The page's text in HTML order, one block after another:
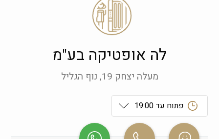
לה אופטיקה בע"מ
מעלה יצחק 19, נוף הגליל
פתוח עד 19:00
ראשון